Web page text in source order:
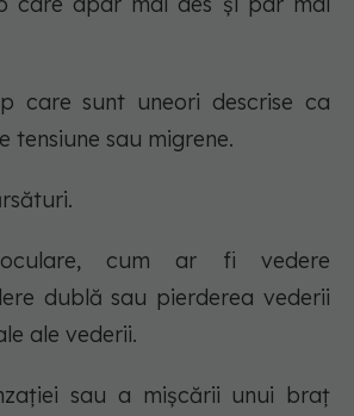
care sunt uneori descrise ca
tensiune sau migrene.
cum ar fi vedere
dublă sau pierderea vederii
ale vederii.
sau a mișcării unui braț